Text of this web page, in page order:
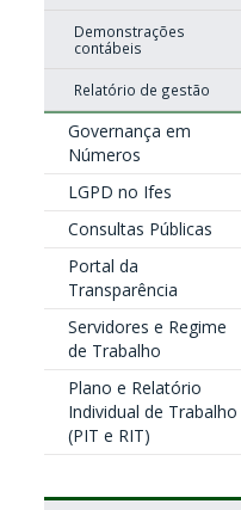
Demonstrações
contábeis
Relatório de gestão
Governança em
Números
LGPD no Ifes
Consultas Públicas
Portal da
Transparência
Servidores e Regime
de Trabalho
Plano e Relatório
Individual de Trabalho
(PIT e RIT)